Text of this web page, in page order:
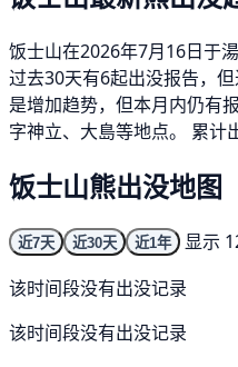
饭士山在2026年7月16日于
过去30天有6起出没报告，
是增加趋势，但本月内仍有
字神立、大島等地点。 累计
饭士山熊出没地图
近7天 近30天 近1年
显示
该时间段没有出没记录
该时间段没有出没记录